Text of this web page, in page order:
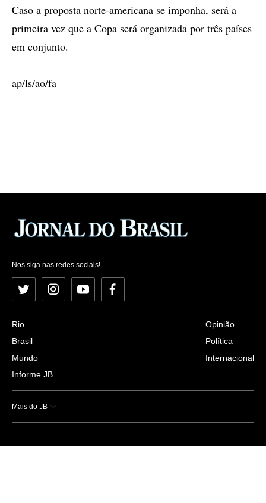
Caso a proposta norte-americana se imponha, será a
primeira vez que a Copa será organizada por três países
em conjunto.
ap/ls/ao/fa
Nos siga nas redes sociais!
Twitter InstagramYouTubeFacebook
Rio
Brasil
Mundo
Informe JB
Opinião
Política
Internacional
Mais do JB
Esportes